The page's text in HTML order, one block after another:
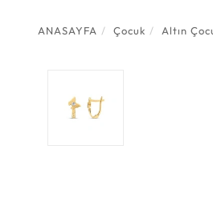
ANASAYFA Çocuk Altın